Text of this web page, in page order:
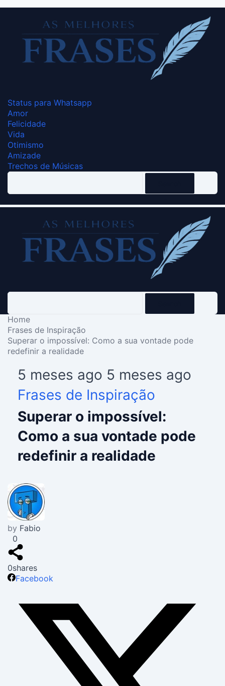
Status para Whatsapp
Amor
Felicidade
Vida
Otimismo
Amizade
Trechos de Músicas
Home
Frases de Inspiração
Superar o impossível: Como a sua vontade pode
redefinir a realidade
5 meses ago 5 meses ago
Frases de Inspiração
Superar o impossível:
Como a sua vontade pode
redefinir a realidade
by Fabio
0
0shares
Facebook